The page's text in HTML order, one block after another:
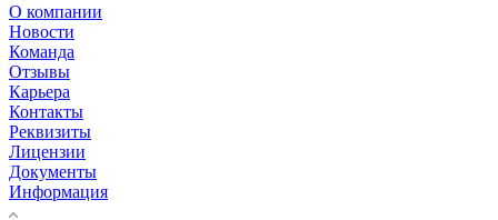
О компании
Новости
Команда
Отзывы
Карьера
Контакты
Реквизиты
Лицензии
Документы
Информация